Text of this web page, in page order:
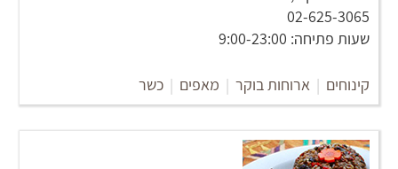
02-625-3065
שעות פתיחה: 9:00-23:00
קינוחים | ארוחות בוקר | מאפים | כשר